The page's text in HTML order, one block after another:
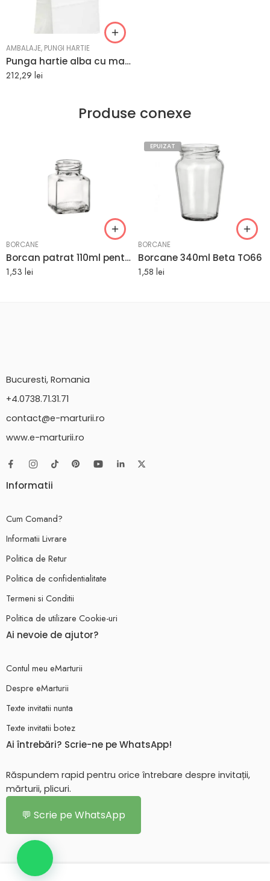
AMBALAJE, PUNGI HARTIE
Punga hartie alba cu maner sfoara – 100gr./mp 43x16x47 cm – 100 buc.
212,29 lei
Produse conexe
BORCANE
Borcan patrat 110ml pentru marturii TO48
1,53 lei
EPUIZAT
BORCANE
Borcane 340ml Beta TO66
1,58 lei
Bucuresti, Romania
+4.0738.71.31.71
contact@e-marturii.ro
www.e-marturii.ro
Informatii
Cum Comand?
Informatii Livrare
Politica de Retur
Politica de confidentialitate
Termeni si Conditii
Politica de utilizare Cookie-uri
Ai nevoie de ajutor?
Contul meu eMarturii
Despre eMarturii
Texte invitatii nunta
Texte invitatii botez
Ai întrebări? Scrie-ne pe WhatsApp!
Răspundem rapid pentru orice întrebare despre invitații,
mărturii, plicuri.
💬 Scrie pe WhatsApp